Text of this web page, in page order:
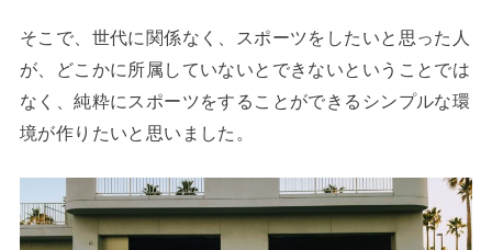
そこで、世代に関係なく、スポーツをしたいと思った人
が、どこかに所属していないとできないということでは
なく、純粋にスポーツをすることができるシンプルな環
境が作りたいと思いました。